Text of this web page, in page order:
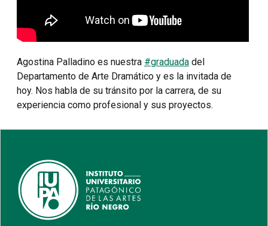
Agostina Palladino es nuestra #graduada del
Departamento de Arte Dramático y es la invitada de
hoy. Nos habla de su tránsito por la carrera, de su
experiencia como profesional y sus proyectos.